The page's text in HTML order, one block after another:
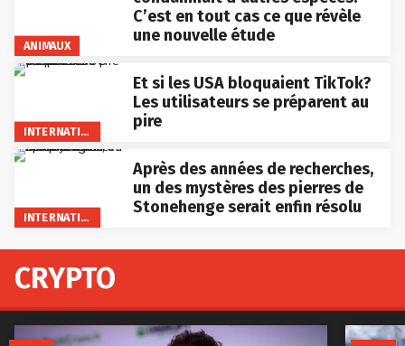
ANIMAUX
C’est en tout cas ce que révèle
une nouvelle étude
INTERNATIONAL
Et si les USA bloquaient TikTok?
Les utilisateurs se préparent au
pire
INTERNATIONAL
Après des années de recherches,
un des mystères des pierres de
Stonehenge serait enfin résolu
CRYPTO